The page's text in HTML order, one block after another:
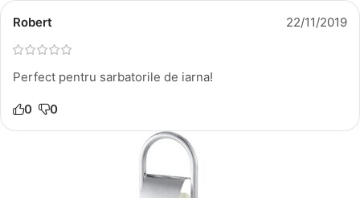
Robert 22/11/2019
Perfect pentru sarbatorile de iarna!
0 0